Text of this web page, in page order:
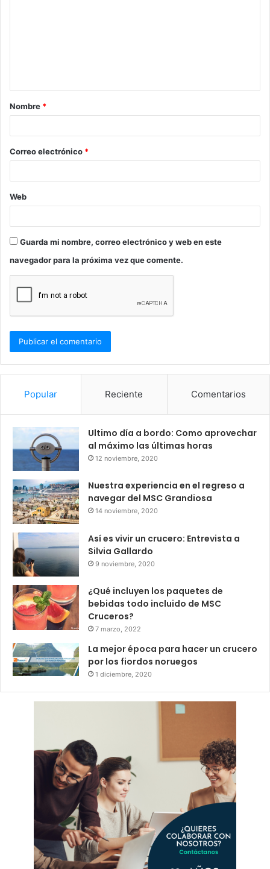
a
r
*
Nombre *
Correo electrónico *
Web
Guarda mi nombre, correo electrónico y web en este
navegador para la próxima vez que comente.
Popular Reciente Comentarios
Ultimo día a bordo: Como aprovechar
al máximo las últimas horas
12 noviembre, 2020
Nuestra experiencia en el regreso a
navegar del MSC Grandiosa
14 noviembre, 2020
Así es vivir un crucero: Entrevista a
Silvia Gallardo
9 noviembre, 2020
¿Qué incluyen los paquetes de
bebidas todo incluido de MSC
Cruceros?
7 marzo, 2022
La mejor época para hacer un crucero
por los fiordos noruegos
1 diciembre, 2020